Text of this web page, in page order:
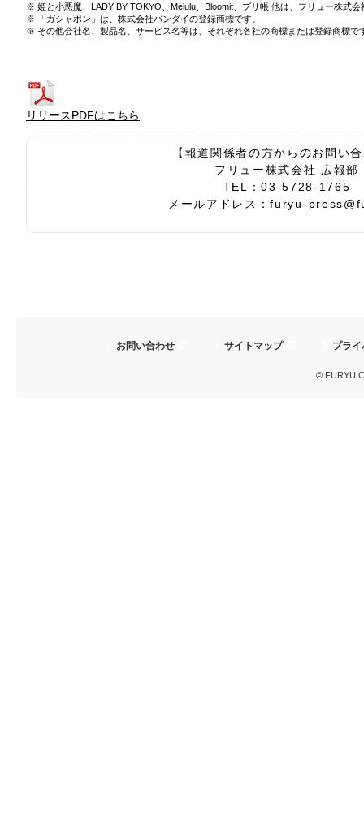
姫と小悪魔、LADY BY TOKYO、Melulu、Bloomit、プリ帳 他は、フリュー株式
「ガシャポン」は、株式会社バンダイの登録商標です。
その他会社名、製品名、サービス名等は、それぞれ各社の商標または登録商標で
リリースPDFはこちら
【報道関係者の方からのお問い
フリュー株式会社 広報部
TEL：03-5728-1765
メールアドレス：furyu-
お問い合わせ サイトマップ プラ
© FURYU